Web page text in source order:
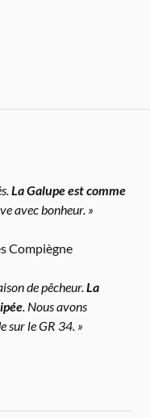
La Galupe est comme
avec bonheur. »
Compiègne
de pêcheur.La
. Nous avons
sur le GR 34. »